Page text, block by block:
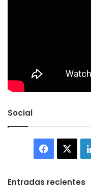
Social
Facebook
Entradas recientes